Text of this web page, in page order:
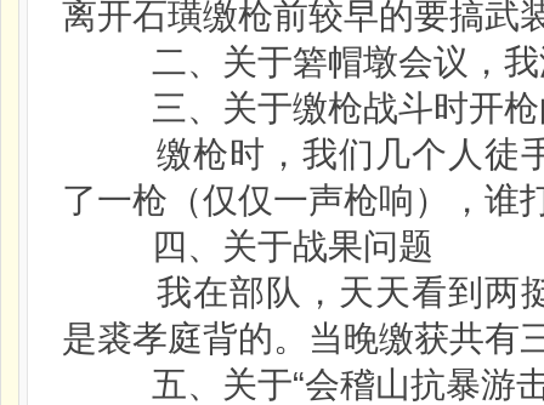
离开石璜缴枪前较早的要搞武
二、关于箬帽墩会议，我
三、关于缴枪战斗时开枪
缴枪时，我们几个人徒手
了一枪（仅仅一声枪响），谁
四、关于战果问题
我在部队，天天看到两挺
是裘孝庭背的。当晚缴获共有
五、关于“会稽山抗暴游击